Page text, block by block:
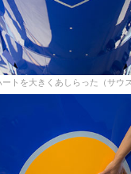
トを大きくあしらった（サウ